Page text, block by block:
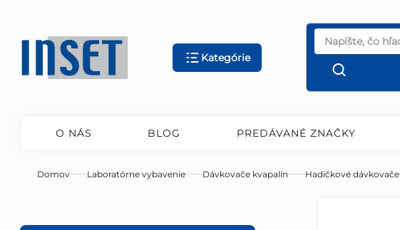
obsah
Kategórie
O NÁS BLOG PREDÁVANÉ ZNAČKY
Domov Laboratórne vybavenie Dávkovače kvapalín Hadičkové dávkovače